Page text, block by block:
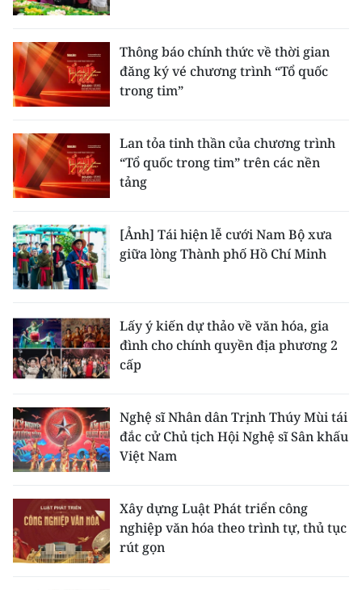
Thông báo chính thức về thời gian
đăng ký vé chương trình “Tổ quốc
trong tim”
Lan tỏa tinh thần của chương trình
“Tổ quốc trong tim” trên các nền
tảng
[Ảnh] Tái hiện lễ cưới Nam Bộ xưa
giữa lòng Thành phố Hồ Chí Minh
Lấy ý kiến dự thảo về văn hóa, gia
đình cho chính quyền địa phương 2
cấp
Nghệ sĩ Nhân dân Trịnh Thúy Mùi tái
đắc cử Chủ tịch Hội Nghệ sĩ Sân khấu
Việt Nam
Xây dựng Luật Phát triển công
nghiệp văn hóa theo trình tự, thủ tục
rút gọn